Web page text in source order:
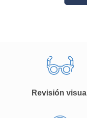
Revisión visual